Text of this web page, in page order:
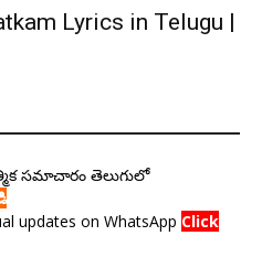
Lyrics in Telugu |
సమాచారం తెలుగులో
updates on WhatsApp Click